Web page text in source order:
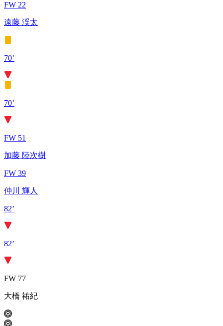
FW 22
遠藤 渓太
70’
70’
FW 51
加藤 陸次樹
FW 39
仲川 輝人
82’
82’
FW 77
大橋 祐紀